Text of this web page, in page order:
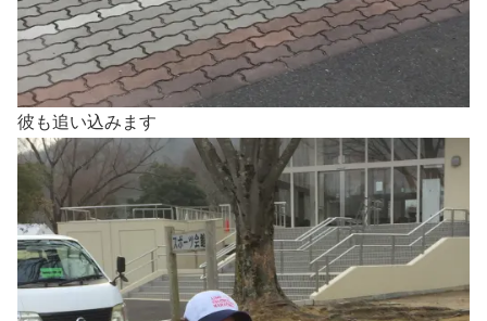
彼も追い込みます